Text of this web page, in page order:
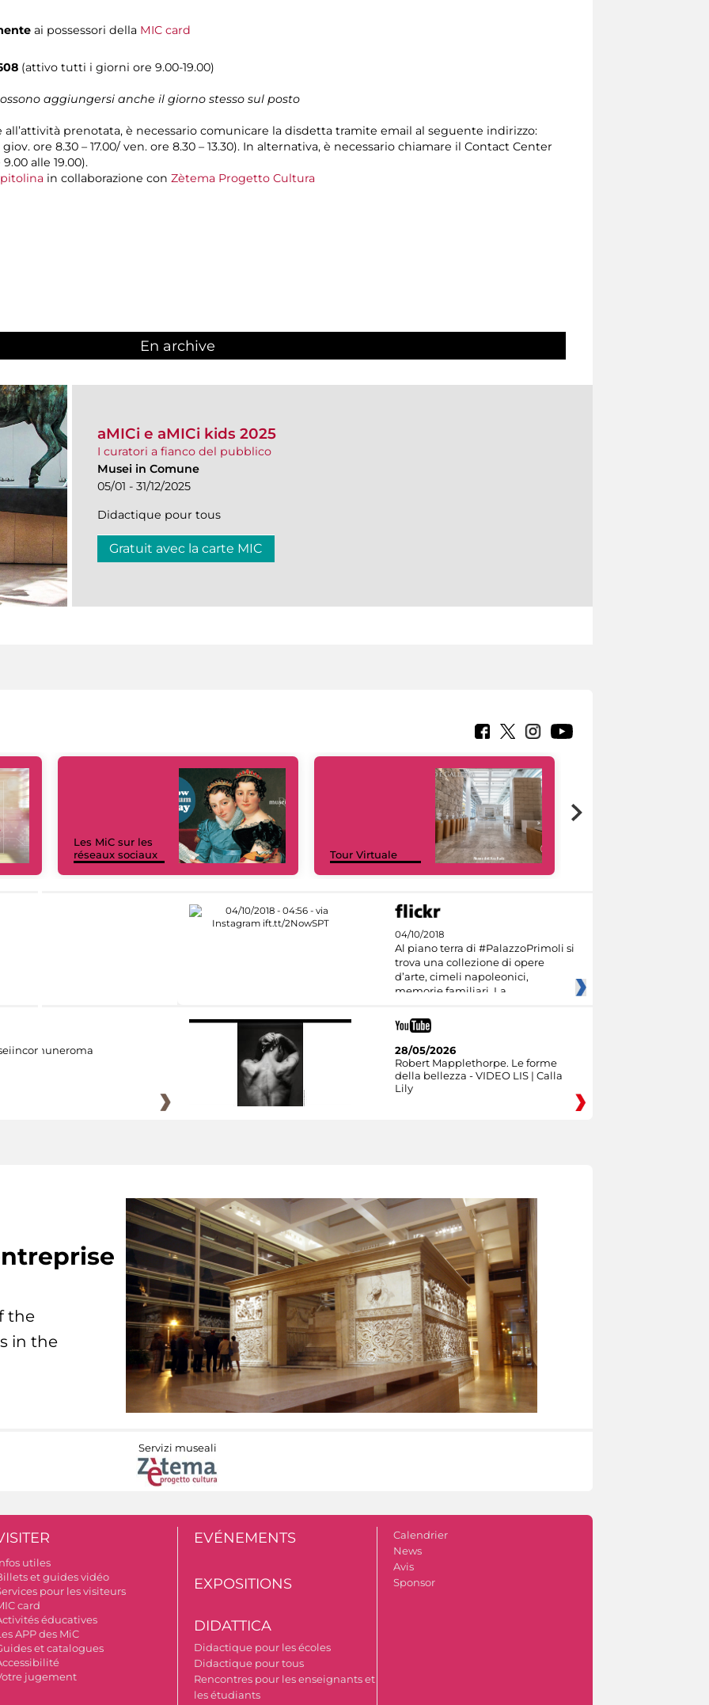
ai possessori della MIC card
(attivo tutti i giorni ore 9.00-19.00)
aggiungersi anche il giorno stesso sul posto
prenotata, è necessario comunicare la disdetta tramite email al seguente indirizzo:
ore 8.30 – 17.00/ ven. ore 8.30 – 13.30). In alternativa, è necessario chiamare il Contact Center
alle 19.00).
in collaborazione con Zètema Progetto Cultura
En archive
aMICi e aMICi kids 2025
I curatori a fianco del pubblico
Musei in Comune
05/01 - 31/12/2025
Didactique pour tous
Gratuit avec la carte MIC
Les MiC sur les
réseaux sociaux
Tour Virtuale
04/10/2018
Al piano terra di #PalazzoPrimoli si
trova una collezione di opere
d’arte, cimeli napoleonici,
memorie familiari. La
28/05/2026
Robert Mapplethorpe. Le forme
della bellezza - VIDEO LIS | Calla
Lily
the
in the
Servizi museali
utiles
et guides vidéo
pour les visiteurs
card
éducatives
APP des MiC
et catalogues
jugement
EVÉNEMENTS
EXPOSITIONS
DIDATTICA
Didactique pour les écoles
Didactique pour tous
Rencontres pour les enseignants et
les étudiants
Calendrier
News
Avis
Sponsor